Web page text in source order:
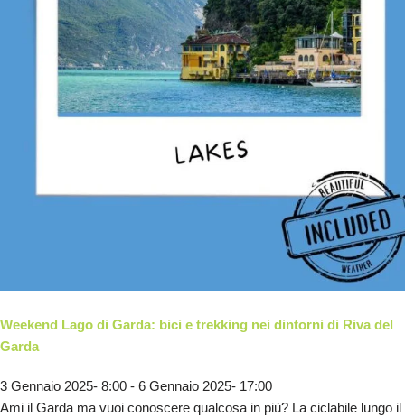
Weekend Lago di Garda: bici e trekking nei dintorni di Riva del
Garda
3 Gennaio 2025- 8:00 - 6 Gennaio 2025- 17:00
Ami il Garda ma vuoi conoscere qualcosa in più? La ciclabile lungo il